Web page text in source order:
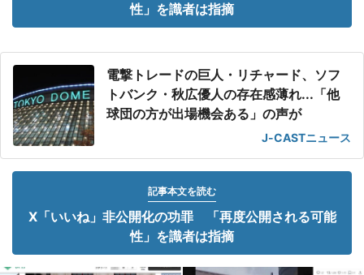
性」を識者は指摘
電撃トレードの巨人・リチャード、ソフ
トバンク・秋広優人の存在感薄れ...「他
球団の方が出場機会ある」の声が
J-CASTニュース
記事本文を読む
X「いいね」非公開化の功罪 「再度公開される可能
性」を識者は指摘